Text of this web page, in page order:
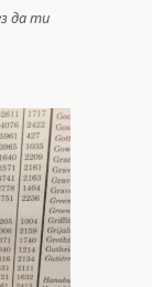
да ти